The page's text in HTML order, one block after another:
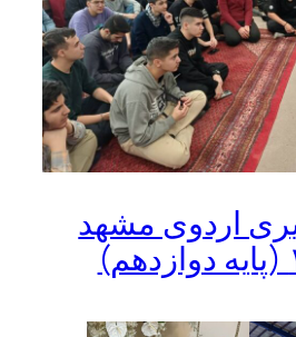
اردوی مشهد